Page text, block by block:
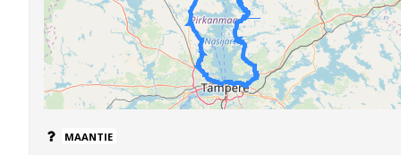
MAANTIE